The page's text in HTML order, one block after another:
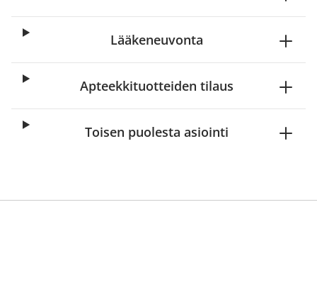
Lääkeneuvonta
Apteekkituotteiden tilaus
Toisen puolesta asiointi